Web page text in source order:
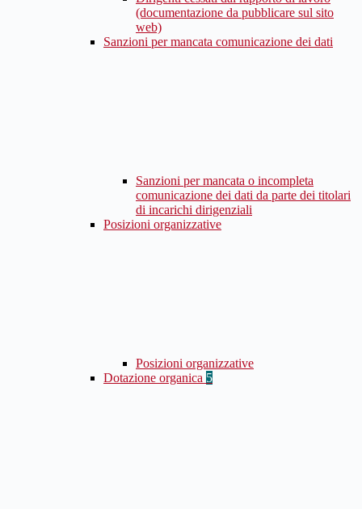
(documentazione da pubblicare sul sito
web)
Sanzioni per mancata comunicazione dei dati
Sanzioni per mancata o incompleta
comunicazione dei dati da parte dei titolari
di incarichi dirigenziali
Posizioni organizzative
Posizioni organizzative
Dotazione organica 5